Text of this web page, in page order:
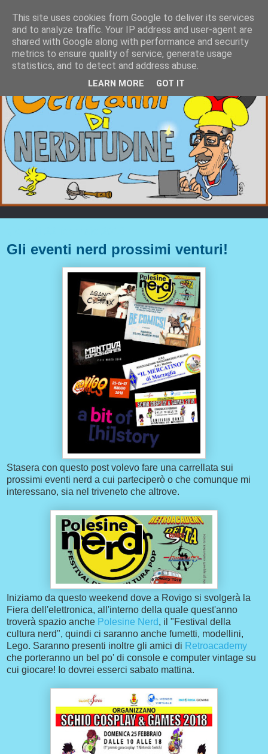
Gli eventi nerd prossimi venturi!
Stasera con questo post volevo fare una carrellata sui
prossimi eventi nerd a cui parteciperò o che comunque mi
interessano, sia nel triveneto che altrove.
Iniziamo da questo weekend dove a Rovigo si svolgerà la
Fiera dell'elettronica, all'interno della quale quest'anno
troverà spazio anche Polesine Nerd, il "Festival della
cultura nerd", quindi ci saranno anche fumetti, modellini,
Lego. Saranno presenti inoltre gli amici di Retroacademy
che porteranno un bel po' di console e computer vintage su
cui giocare! Io dovrei esserci sabato mattina.
This site uses cookies from Google to deliver its services
and to analyze traffic. Your IP address and user-agent are
shared with Google along with performance and security
metrics to ensure quality of service, generate usage
statistics, and to detect and address abuse.
LEARN MORE GOT IT